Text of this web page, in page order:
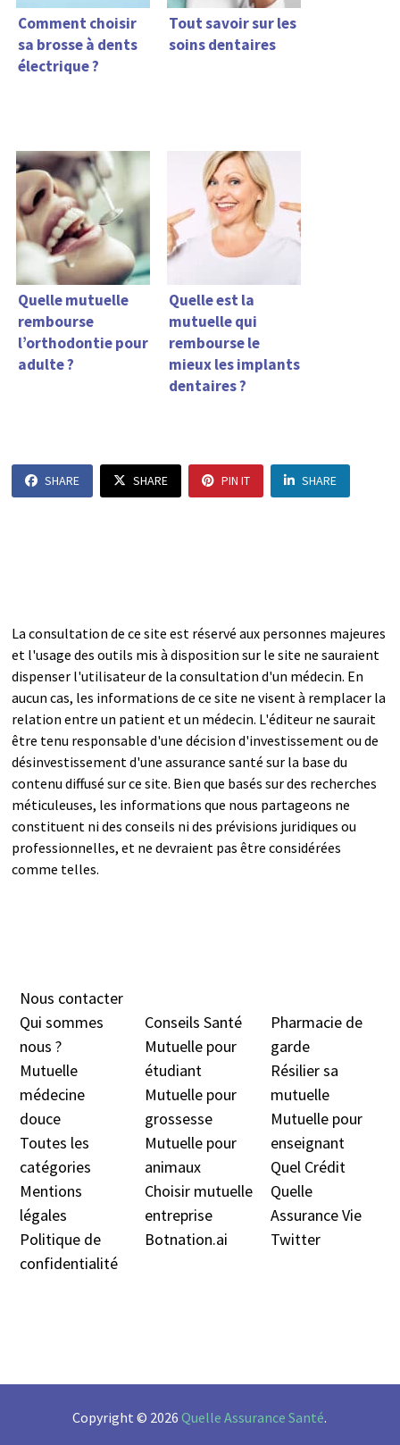
Comment choisir
sa brosse à dents
électrique ?
Tout savoir sur les
soins dentaires
Quelle mutuelle
rembourse
l’orthodontie pour
adulte ?
Quelle est la
mutuelle qui
rembourse le
mieux les implants
dentaires ?
SHARE SHARE PIN IT SHARE
La consultation de ce site est réservé aux personnes majeures
et l'usage des outils mis à disposition sur le site ne sauraient
dispenser l'utilisateur de la consultation d'un médecin. En
aucun cas, les informations de ce site ne visent à remplacer la
relation entre un patient et un médecin. L'éditeur ne saurait
être tenu responsable d'une décision d'investissement ou de
désinvestissement d'une assurance santé sur la base du
contenu diffusé sur ce site. Bien que basés sur des recherches
méticuleuses, les informations que nous partageons ne
constituent ni des conseils ni des prévisions juridiques ou
professionnelles, et ne devraient pas être considérées
comme telles.
Nous contacter
Qui sommes
nous ?
Mutuelle
médecine
douce
Toutes les
catégories
Mentions
légales
Politique de
confidentialité
Conseils Santé
Mutuelle pour
étudiant
Mutuelle pour
grossesse
Mutuelle pour
animaux
Choisir mutuelle
entreprise
Botnation.ai
Pharmacie de
garde
Résilier sa
mutuelle
Mutuelle pour
enseignant
Quel Crédit
Quelle
Assurance Vie
Twitter
Copyright © 2026Quelle Assurance Santé.